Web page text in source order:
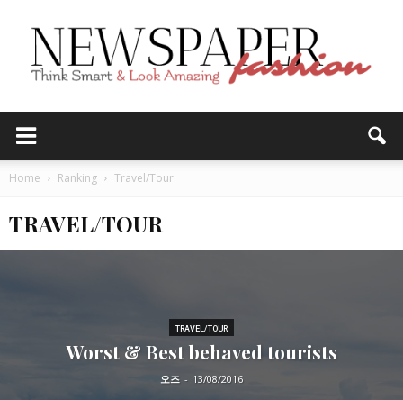
Home Ranking Travel/Tour
TRAVEL/TOUR
TRAVEL/TOUR
Worst & Best behaved tourists
오즈 - 13/08/2016